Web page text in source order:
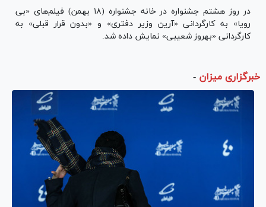
در روز هشتم جشنواره در خانه جشنواره (۱۸ بهمن) فیلم‌های «بی
رویا» به کارگردانی «آرین وزیر دفتری» و «بدون قرار قبلی» به
کارگردانی «بهروز شعیبی» نمایش داده شد.
خبرگزاری میزان -